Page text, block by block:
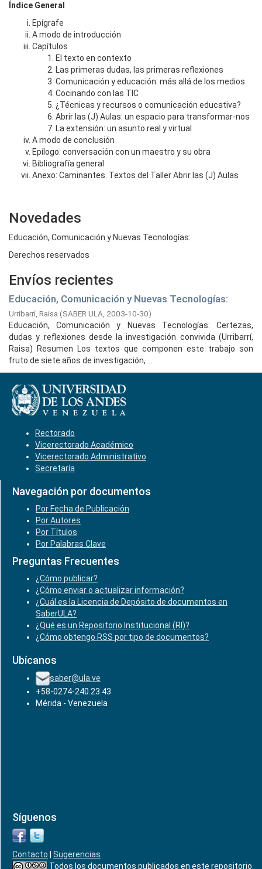
Índice General
Epígrafe
A modo de introducción
Capítulos
El texto en contexto
Las primeras dudas, las primeras reflexiones
Comunicación y educación: más allá de los medios
Cocinando con las TIC
¿Técnicas y recursos o comunicación educativa?
Abrir las (J) Aulas: un espacio para transformar-nos
La extensión: un asunto real y virtual
A modo de conclusión
Epílogo: conversación con un maestro y su obra
Bibliografía general
Anexo: Caminantes. Textos del Taller Abrir las (J) Aulas
Novedades
Educación, Comunicación y Nuevas Tecnologías:
Derechos reservados
Envíos recientes
Educación, Comunicación y Nuevas Tecnologías:
Urribarrí, Raisa (SABER ULA, 2003-10-30)
Educación, Comunicación y Nuevas Tecnologías: Certezas,
dudas y reflexiones desde la investigación convivida (Urribarrí,
Raisa) Resumen Los textos que componen este trabajo son
fruto de siete años de investigación, ...
Rectorado
Vicerectorado Académico
Vicerectorado Administrativo
Secretaría
Navegación por documentos
Por Fecha de Publicación
Por Autores
Por Títulos
Por Palabras Clave
Preguntas Frecuentes
¿Cómo publicar?
¿Cómo enviar o actualizar información?
¿Cuál es la Licencia de Depósito de documentos en
SaberULA?
¿Qué es un Repositorio Institucional (RI)?
¿Cómo obtengo RSS por tipo de documentos?
Ubícanos
saber@ula.ve
+58-0274-240.23.43
Mérida - Venezuela
Síguenos
Contacto
Sugerencias
Todos los documentos publicados en este repositorio